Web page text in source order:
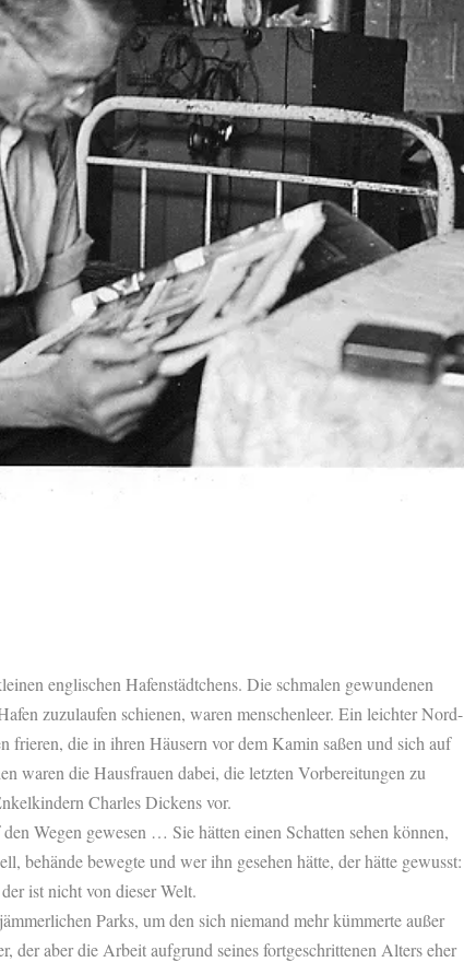
englischen Hafenstädtchens. Die schmalen gewundenen
zuzulaufen schienen, waren menschenleer. Ein leichter Nord-
frieren, die in ihren Häusern vor dem Kamin saßen und sich auf
waren die Hausfrauen dabei, die letzten Vorbereitungen zu
Charles Dickens vor.
Wegen gewesen … Sie hätten einen Schatten sehen können,
behände bewegte und wer ihn gesehen hätte, der hätte gewusst:
ist nicht von dieser Welt.
Parks, um den sich niemand mehr kümmerte außer
der aber die Arbeit aufgrund seines fortgeschrittenen Alters eher